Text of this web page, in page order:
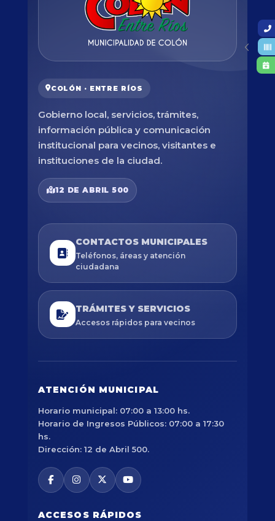
COLÓN · ENTRE RÍOS
Gobierno local, servicios, trámites,
información pública y comunicación
institucional para vecinos, visitantes e
instituciones de la ciudad.
12 DE ABRIL 500
CONTACTOS MUNICIPALES
Teléfonos, áreas y atención
ciudadana
TRÁMITES Y SERVICIOS
Accesos rápidos para vecinos
ATENCIÓN MUNICIPAL
Horario municipal: 07:00 a 13:00 hs.
Horario de Ingresos Públicos: 07:00 a 17:30
hs.
Dirección: 12 de Abril 500.
ACCESOS RÁPIDOS